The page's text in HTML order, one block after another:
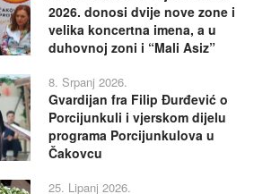
2026. donosi dvije nove zone i
velika koncertna imena, a u
duhovnoj zoni i “Mali Asiz”
8. Srpanj 2026.
Gvardijan fra Filip Đurđević o
Porcijunkuli i vjerskom dijelu
programa Porcijunkulova u
Čakovcu
25. Lipanj 2026.